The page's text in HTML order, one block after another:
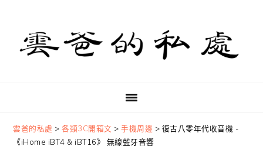
primary
navigation
content
primary
sidebar
雲爸的私處 >各類3C開箱文 >手機周邊 > 復古八零年代收音機 -
《iHome iBT4 & iBT16》 無線藍牙音響